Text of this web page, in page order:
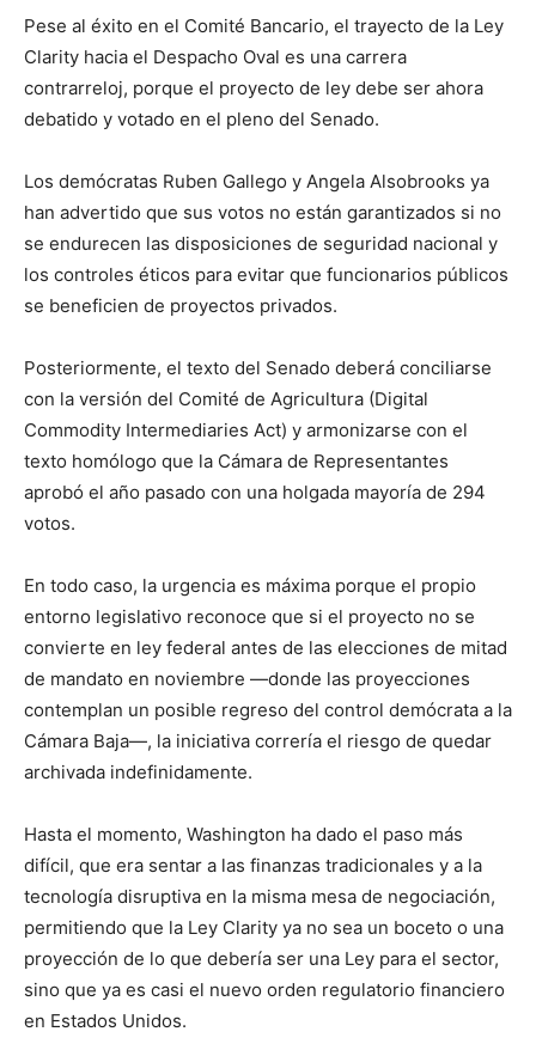
Pese al éxito en el Comité Bancario, el trayecto de la Ley
Clarity hacia el Despacho Oval es una carrera
contrarreloj, porque el proyecto de ley debe ser ahora
debatido y votado en el pleno del Senado.
Los demócratas Ruben Gallego y Angela Alsobrooks ya
han advertido que sus votos no están garantizados si no
se endurecen las disposiciones de seguridad nacional y
los controles éticos para evitar que funcionarios públicos
se beneficien de proyectos privados.
Posteriormente, el texto del Senado deberá conciliarse
con la versión del Comité de Agricultura (Digital
Commodity Intermediaries Act) y armonizarse con el
texto homólogo que la Cámara de Representantes
aprobó el año pasado con una holgada mayoría de 294
votos.
En todo caso, la urgencia es máxima porque el propio
entorno legislativo reconoce que si el proyecto no se
convierte en ley federal antes de las elecciones de mitad
de mandato en noviembre —donde las proyecciones
contemplan un posible regreso del control demócrata a la
Cámara Baja—, la iniciativa correría el riesgo de quedar
archivada indefinidamente.
Hasta el momento, Washington ha dado el paso más
difícil, que era sentar a las finanzas tradicionales y a la
tecnología disruptiva en la misma mesa de negociación,
permitiendo que la Ley Clarity ya no sea un boceto o una
proyección de lo que debería ser una Ley para el sector,
sino que ya es casi el nuevo orden regulatorio financiero
en Estados Unidos.